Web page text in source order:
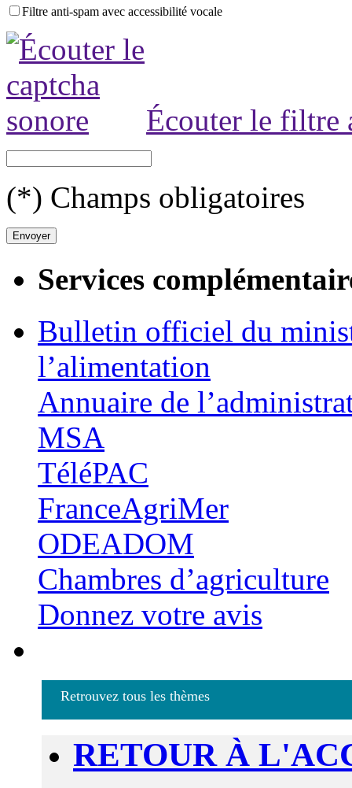
Filtre anti-spam avec accessibilité vocale
Écouter le filtre
(*) Champs obligatoires
Services
Bulletin officiel du
l’alimentation
Annuaire de
MSA
TéléPAC
FranceAgriMer
ODEADOM
Chambres d’agriculture
Donnez votre avis
Retrouvez tous les thèmes
RETOUR À